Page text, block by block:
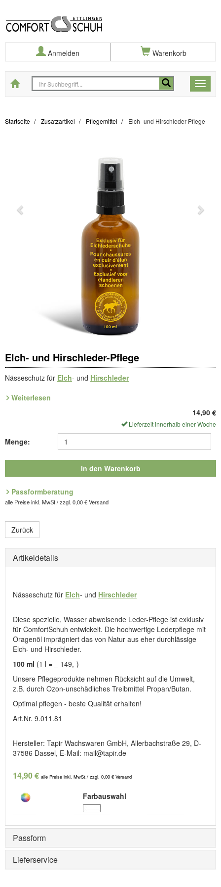
Anmelden Warenkorb
Toggle
Startseite
Startseite Zusatzartikel Pflegemittel Elch- und Hirschleder-Pflege
Elch- und Hirschleder-Pflege
Nässeschutz für Elch- und Hirschleder
Diese spezielle, Wasser abweisende Leder-Pflege ist exklusiv für
Oragenöl imprägniert das von Natur aus eher durchlässige Elch-
100 ml(1 l = _ 149,-)
Unsere Pflegeprodukte nehmen Rücksicht auf die Umwelt, z.B.
durch Ozon-unschädliches Treibmittel Propan/Butan.
Optimal pflegen - beste Qualität erhalten!
Art.Nr. 9.011.81
Hersteller: Tapir Wachswaren GmbH, Allerbachstraße 29, D-37586
Dassel, E-Mail: mail@tapir.de
Weiterlesen
14,90 €
Lieferzeit innerhalb einer Woche
Menge:
In den Warenkorb
Passformberatung
alle Preise inkl. MwSt./ zzgl. 0,00 € Versand
Zurück
Artikeldetails
Nässeschutz für Elch- und Hirschleder
Diese spezielle, Wasser abweisende Leder-Pflege ist exklusiv
für ComfortSchuh entwickelt. Die hochwertige Lederpflege mit
Oragenöl imprägniert das von Natur aus eher durchlässige
Elch- und Hirschleder.
100 ml (1 l = _ 149,-)
Unsere Pflegeprodukte nehmen Rücksicht auf die Umwelt,
z.B. durch Ozon-unschädliches Treibmittel Propan/Butan.
Optimal pflegen - beste Qualität erhalten!
Art.Nr. 9.011.81
Hersteller: Tapir Wachswaren GmbH, Allerbachstraße 29, D-
37586 Dassel, E-Mail: mail@tapir.de
14,90 € alle Preise inkl. MwSt./ zzgl. 0,00 € Versand
Farbauswahl
Passform
Lieferservice